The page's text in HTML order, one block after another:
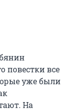
повестки все
уже были
На